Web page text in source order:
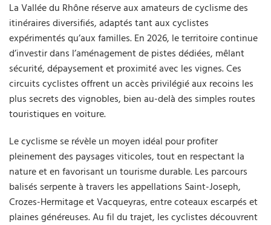
La Vallée du Rhône réserve aux amateurs de cyclisme des
itinéraires diversifiés, adaptés tant aux cyclistes
expérimentés qu’aux familles. En 2026, le territoire continue
d’investir dans l’aménagement de pistes dédiées, mêlant
sécurité, dépaysement et proximité avec les vignes. Ces
circuits cyclistes offrent un accès privilégié aux recoins les
plus secrets des vignobles, bien au-delà des simples routes
touristiques en voiture.
Le cyclisme se révèle un moyen idéal pour profiter
pleinement des paysages viticoles, tout en respectant la
nature et en favorisant un tourisme durable. Les parcours
balisés serpente à travers les appellations Saint-Joseph,
Crozes-Hermitage et Vacqueyras, entre coteaux escarpés et
plaines généreuses. Au fil du trajet, les cyclistes découvrent